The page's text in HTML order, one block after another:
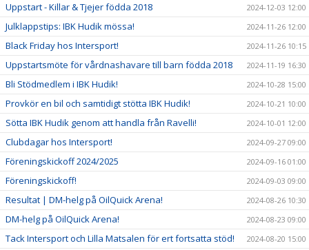
Uppstart - Killar & Tjejer födda 2018 2024-12-03 12:00
Julklappstips: IBK Hudik mössa! 2024-11-26 12:00
Black Friday hos Intersport! 2024-11-26 10:15
Uppstartsmöte för vårdnashavare till barn födda 2018 2024-11-19 16:30
Bli Stödmedlem i IBK Hudik! 2024-10-28 15:00
Provkör en bil och samtidigt stötta IBK Hudik! 2024-10-21 10:00
Sötta IBK Hudik genom att handla från Ravelli! 2024-10-01 12:00
Clubdagar hos Intersport! 2024-09-27 09:00
Föreningskickoff 2024/2025 2024-09-16 01:00
Föreningskickoff! 2024-09-03 09:00
Resultat | DM-helg på OilQuick Arena! 2024-08-26 10:30
DM-helg på OilQuick Arena! 2024-08-23 09:00
Tack Intersport och Lilla Matsalen för ert fortsatta stöd! 2024-08-20 15:00